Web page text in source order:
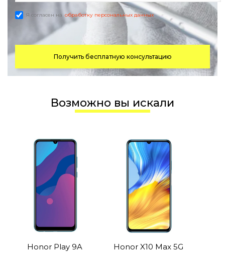
Я согласен на обработку персональных данных
Получить бесплатную консультацию
Возможно вы искали
Honor Play 9A Honor X10 Max 5G